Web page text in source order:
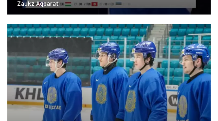
Zaukz Aqparat